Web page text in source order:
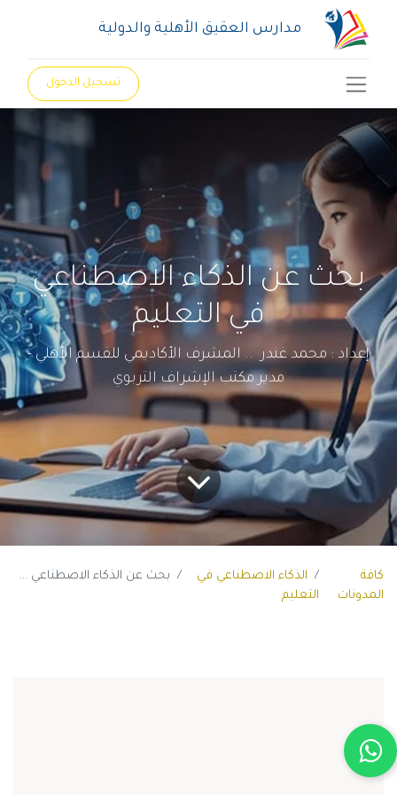
مدارس العقيق الأهلية والدولية
تسجيل الدخول
بحث عن الذكاء الاصطناعي
في التعليم
إعداد : محمد غندر .. المشرف الأكاديمي للقسم الأهلي -
مدير مكتب الإشراف التربوي
كافة
المدونات
الذكاء الاصطناعي في
التعليم
بحث عن الذكاء الاصطناعي في التعليم